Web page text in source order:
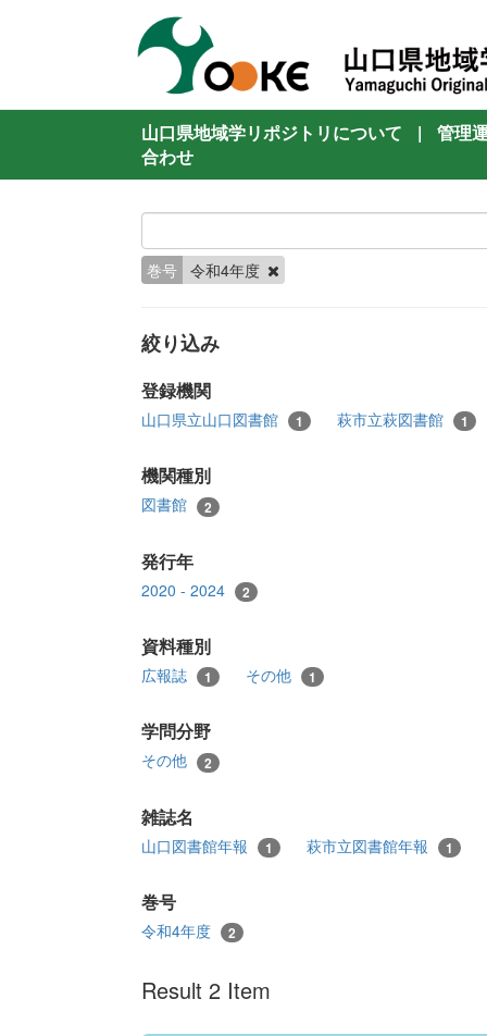
山口県地域学リポジトリについて |
管理
合わせ
巻号 令和4年度
絞り込み
登録機関
山口県立山口図書館 1 萩市立萩図書館 1
機関種別
図書館 2
発行年
2020 - 2024 2
資料種別
広報誌 1 その他 1
学問分野
その他 2
雑誌名
山口図書館年報 1 萩市立図書館年報 1
巻号
令和4年度 2
Result 2 Item